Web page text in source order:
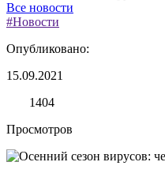
Все новости
#Новости
Опубликовано:
15.09.2021
1404
Просмотров